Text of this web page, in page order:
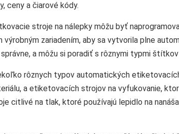
ceny a čiarové kódy.
stroje na nálepky môžu byť
výrobným zariadením, aby sa vytvorila plne
a môžu si poradiť s rôznymi typmi
rôznych typov automatických
a etiketovacích strojov na vyfukovanie,
citlivé na tlak, ktoré používajú lepidlo na